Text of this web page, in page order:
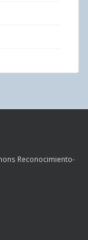
Reconocimiento-